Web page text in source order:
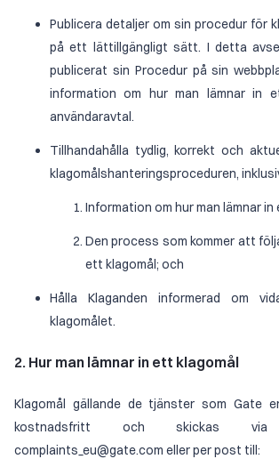
Publicera detaljer om sin procedur för
på ett lättillgängligt sätt. I detta
publicerat sin Procedur på sin
information om hur man lämnar in
användaravtal.
Tillhandahålla tydlig, korrekt och
klagomålshanteringsproceduren,
Information om hur man lämnar in
Den process som kommer att
ett klagomål; och
Hålla Klaganden informerad om
klagomålet.
2. Hur man lämnar in ett klagomål
Klagomål gällande de tjänster som Gate
kostnadsfritt och skickas
complaints_eu@gate.com eller per post till: